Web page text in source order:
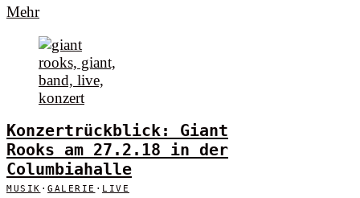
Mehr
Konzertrückblick: Giant
Rooks am 27.2.18 in der
Columbiahalle
MUSIK · GALERIE · LIVE